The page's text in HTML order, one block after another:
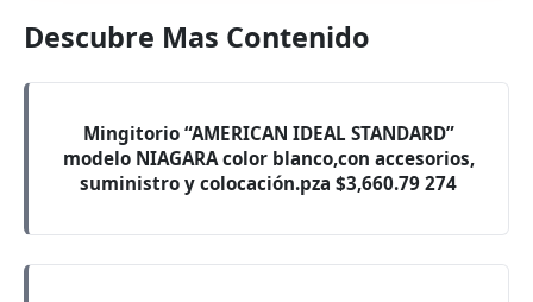
Descubre Mas Contenido
Mingitorio “AMERICAN IDEAL STANDARD”
modelo NIAGARA color blanco,con accesorios,
suministro y colocación.pza $3,660.79 274